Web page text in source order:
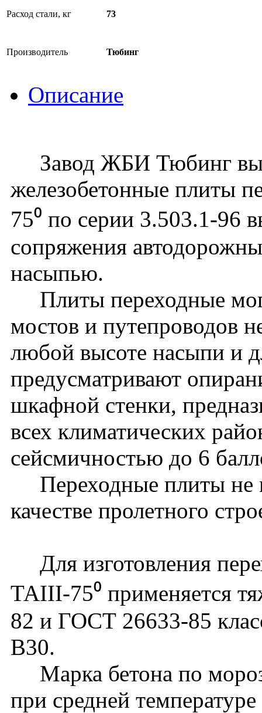
Расход стали, кг 73
Производитель Тюбинг
Описание
Завод ЖБИ Тюбинг
железобетонные плиты
75⁰ по серии 3.503.1-96
сопряжения
насыпью.
Плиты переходные
мостов и путепроводов
любой высоте насыпи и
предусматривают
шкафной стенки,
всех климатических
сейсмичностью до 6
Переходные плиты не
качестве пролетного
Для изготовления
ТАIII-75⁰ применяется
82 и ГОСТ 26633-85
В30.
Марка бетона по
при средней